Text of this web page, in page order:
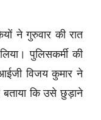
ने गुरुवार की रात
पुलिसकर्मी की
विजय कुमार ने
कि उसे छुड़ाने